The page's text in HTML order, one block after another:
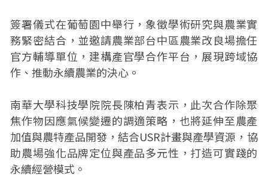
簽署儀式在葡萄園中舉行，象徵學術研究與農業實
務緊密結合，並邀請農業部台中區農業改良場擔任
官方輔導單位，建構產官學合作平台，展現跨域協
作、推動永續農業的決心。
南華大學科技學院院長陳柏青表示，此次合作除聚
焦作物因應氣候變遷的調適策略，也將延伸至農產
加值與農特產品開發，結合USR計畫與產學資源，協
助農場強化品牌定位與產品多元性，打造可實踐的
永續經營模式。